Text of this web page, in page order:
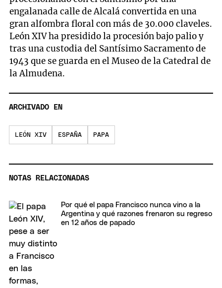
engalanada calle de Alcalá convertida en una
gran alfombra floral con más de 30.000 claveles.
León XIV ha presidido la procesión bajo palio y
tras una custodia del Santísimo Sacramento de
1943 que se guarda en el Museo de la Catedral de
la Almudena.
ARCHIVADO EN
LEÓN XIV ESPAÑA PAPA
NOTAS RELACIONADAS
Por qué el papa Francisco nunca vino a la
Argentina y qué razones frenaron su regreso
en 12 años de papado